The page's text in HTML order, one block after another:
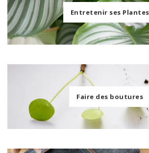
Entretenir ses Plantes
Faire des boutures